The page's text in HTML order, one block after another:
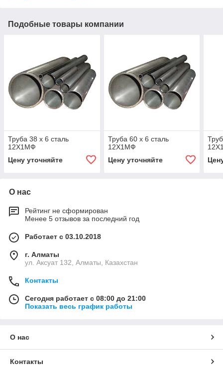
Подобные товары компании
Труба 38 х 6 сталь
12Х1МФ
Цену уточняйте
Труба 60 х 6 сталь
12Х1МФ
Цену уточняйте
О нас
Рейтинг не сформирован
Менее 5 отзывов за последний год
Работает с 03.10.2018
г. Алматы
ул. Аксуат 132, Алматы, Казахстан
Контакты
Сегодня работает с 08:00 до 21:00
Показать весь график работы
О нас
Контакты